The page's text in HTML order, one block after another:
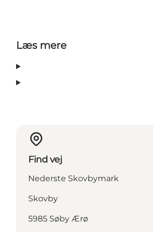
Læs mere
Find vej
Nederste Skovbymark
Skovby
5985 Søby Ærø